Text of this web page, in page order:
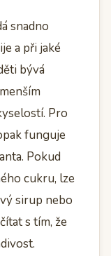
snadno
a při jaké
bývá
Pro
funguje
Pokud
cukru, lze
sirup nebo
s tím, že